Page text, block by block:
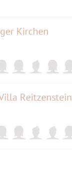
Kirchen
Reitzenstein